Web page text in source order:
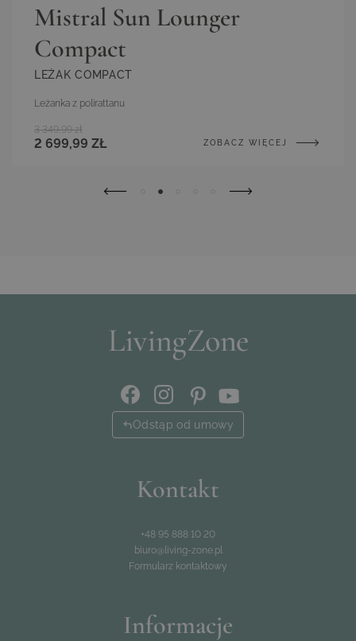
Mistral Sun Lounger
Compact
LEŻAK COMPACT
Leżanka z polirattanu
2 699,99 ZŁ
3 349,99 zł
ZOBACZ WIĘCEJ
Odstąp od umowy
Kontakt
+48 95 888 10 20
biuro@living-zone.pl
Formularz kontaktowy
Informacje